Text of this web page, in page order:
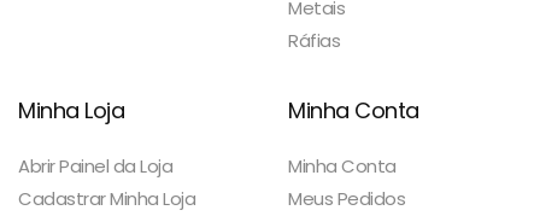
Metais
Ráfias
Minha Loja
Abrir Painel da Loja
Cadastrar Minha Loja
Minha Conta
Minha Conta
Meus Pedidos